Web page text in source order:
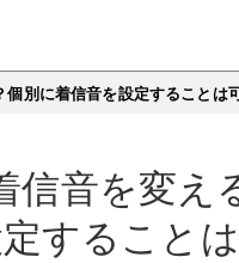
別に着信音を設定することは
信音を変え
すること